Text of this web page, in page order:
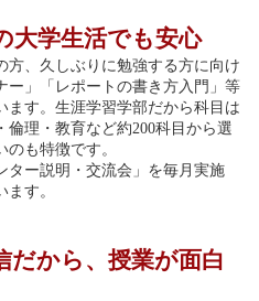
学生活でも安心
方、久しぶりに勉強する方に向け
ー」「レポートの書き方入門」等
ます。生涯学習学部だから科目は
倫理・教育など約200科目から選
も特徴です。
ター説明・交流会」を毎月実施
ます。
から、授業が面白